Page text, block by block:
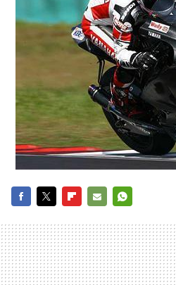
MAIL